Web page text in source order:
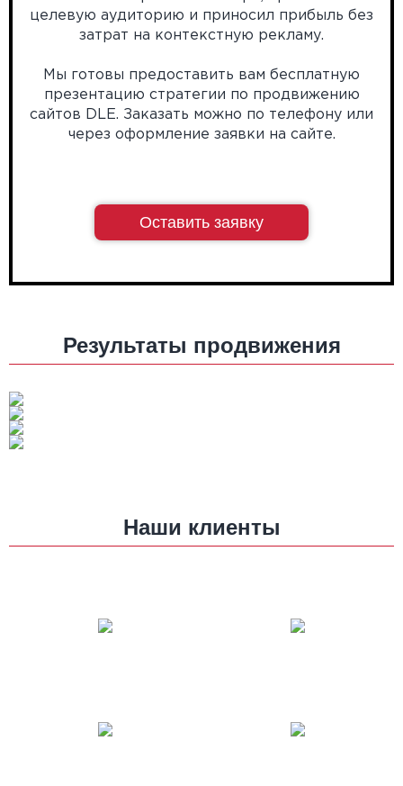
целевую аудиторию и приносил прибыль без
затрат на контекстную рекламу.
Мы готовы предоставить вам бесплатную
презентацию стратегии по продвижению
сайтов DLE. Заказать можно по телефону или
через оформление заявки на сайте.
Оставить заявку
Результаты продвижения
Наши клиенты